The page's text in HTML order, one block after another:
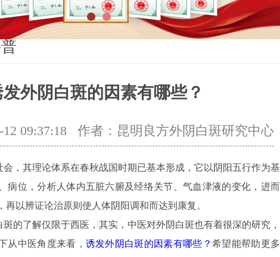
外阴白斑的因素有哪些？
09:37:18 作者：昆明良方外阴白斑研究中心
，其理论体系在春秋战国时期已基本形成，它以阴阳五行作为基
病位，分析人体内五脏六腑及经络关节、气血津液的变化，进而
再以辨证论治原则使人体阴阳调和而达到康复。
了解仅限于西医，其实，中医对外阴白斑也有着很深的研究，
从中医角度来看， 诱发外阴白斑的因素有哪些？希望能帮助更多